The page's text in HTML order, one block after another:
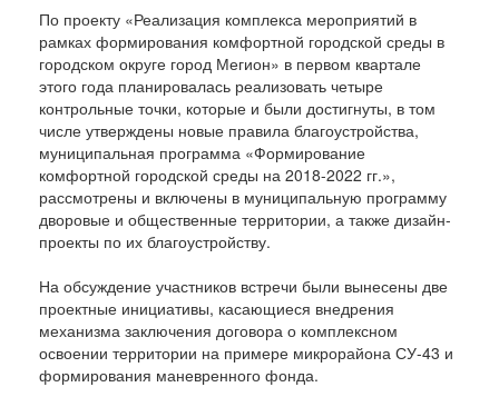
По проекту «Реализация комплекса мероприятий в
рамках формирования комфортной городской среды в
городском округе город Мегион» в первом квартале
этого года планировалась реализовать четыре
контрольные точки, которые и были достигнуты, в том
числе утверждены новые правила благоустройства,
муниципальная программа «Формирование
комфортной городской среды на 2018-2022 гг.»,
рассмотрены и включены в муниципальную программу
дворовые и общественные территории, а также дизайн-
проекты по их благоустройству.
На обсуждение участников встречи были вынесены две
проектные инициативы, касающиеся внедрения
механизма заключения договора о комплексном
освоении территории на примере микрорайона СУ-43 и
формирования маневренного фонда.